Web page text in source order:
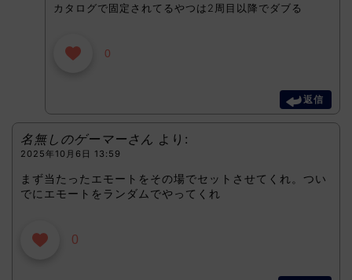
カタログで固定されてるやつは2周目以降でダブる
0
返信
名無しのゲーマーさん より:
2025年10月6日 13:59
まず当たったエモートをその場でセットさせてくれ。つい
でにエモートをランダムでやってくれ
0